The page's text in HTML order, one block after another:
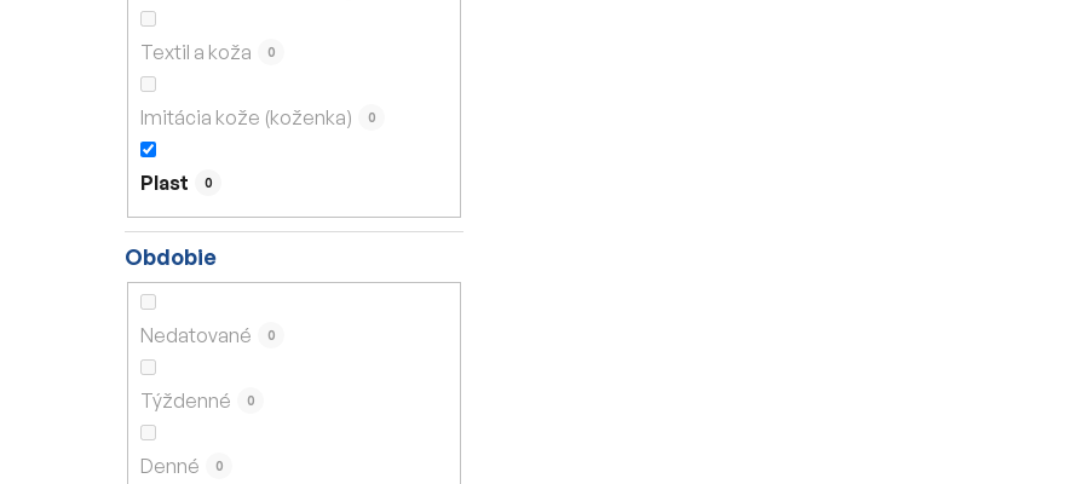
Textil a koža 0
Imitácia kože (koženka) 0
Plast 0
Obdobie
Nedatované 0
Týždenné 0
Denné 0